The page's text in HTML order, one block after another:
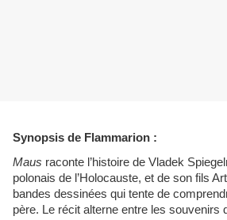
Synopsis de Flammarion :
Maus raconte l’histoire de Vladek
polonais de l’Holocauste, et de son fils
bandes dessinées qui tente de
père. Le récit alterne entre les souvenirs